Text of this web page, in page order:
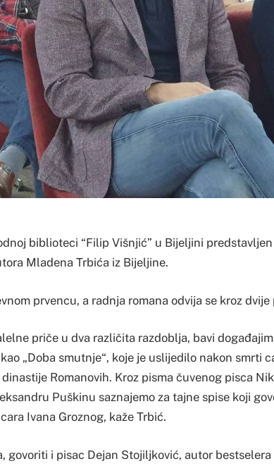
biblioteci “Filip Višnjić” u Bijeljini predstavljen
Mladena Trbića iz Bijeljine.
prvencu, a radnja romana odvija se kroz
priče u dva različita razdoblja, bavi
„Doba smutnje“, koje je uslijedilo nakon smrti
Romanovih. Kroz pisma čuvenog pisca
Puškinu saznajemo za tajne spise koji
Ivana Groznog, kaže Trbić.
govoriti i pisac Dejan Stojiljković, autor